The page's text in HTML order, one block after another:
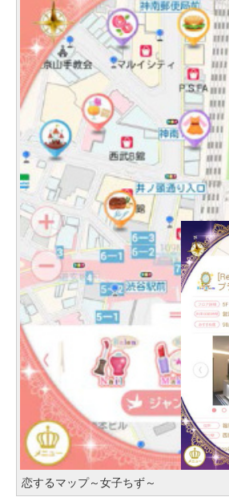
恋するマップ～女子ちず～